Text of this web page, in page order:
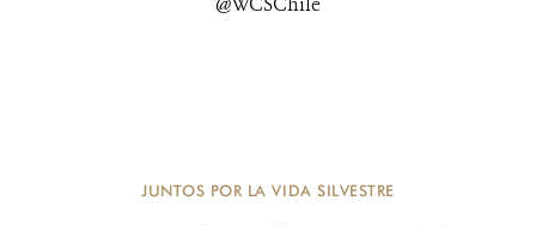
JUNTOS POR LA VIDA SILVESTRE